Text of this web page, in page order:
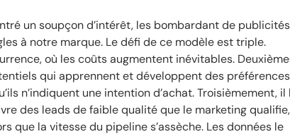
un soupçon d’intérêt, les bombardant de publicités
à notre marque. Le défi de ce modèle est triple.
où les coûts augmentent inévitables.
qui apprennent et développent des
n’indiquent une intention d’achat. Troisièmement,
des leads de faible qualité que le marketing
la vitesse du pipeline s’assèche. Les données le